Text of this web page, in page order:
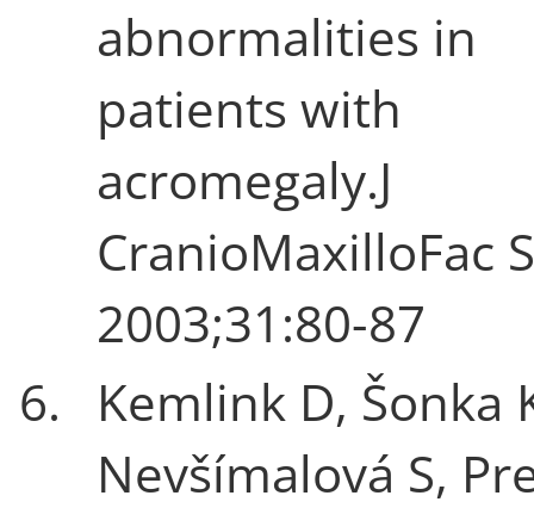
abnormalities in
patients with
acromegaly.J
CranioMaxilloFac
2003;31:80-87
6.
Kemlink D, Šonka
Nevšímalová S,